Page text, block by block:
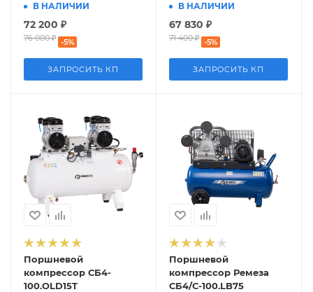
В НАЛИЧИИ
72 200 ₽
76 000₽ -5%
ЗАПРОСИТЬ КП
В НАЛИЧИИ
67 830 ₽
71 400₽ -5%
ЗАПРОСИТЬ КП
Поршневой
компрессор СБ4-
100.OLD15T
Поршневой
компрессор Ремеза
СБ4/С-100.LB75